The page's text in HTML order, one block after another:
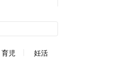
児 妊活